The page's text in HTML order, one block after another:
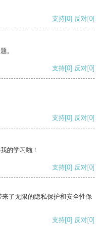
支持[0] 反对[0]
。
支持[0] 反对[0]
支持[0] 反对[0]
的学习啦！
支持[0] 反对[0]
了无限的隐私保护和安全性保
支持[0] 反对[0]